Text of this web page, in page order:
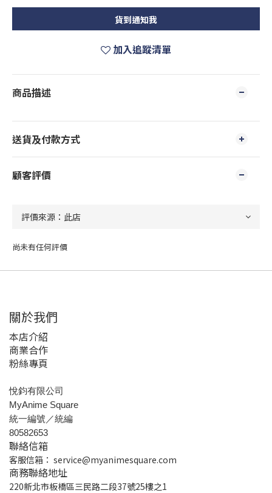
貨到通知我
加入追蹤清單
商品描述
送貨及付款方式
顧客評價
尚未有任何評價
關於我們
本店介紹
商業合作
粉絲專頁
悅鈞有限公司
MyAnime Square
統一編號／統編
80582653
聯絡信箱
客服信箱： service@myanimesquare.com
商務聯絡地址
220新北市板橋區三民路二段37號25樓之1